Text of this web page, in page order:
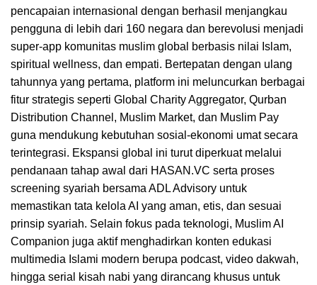
pencapaian internasional dengan berhasil menjangkau
pengguna di lebih dari 160 negara dan berevolusi menjadi
super-app komunitas muslim global berbasis nilai Islam,
spiritual wellness, dan empati. Bertepatan dengan ulang
tahunnya yang pertama, platform ini meluncurkan berbagai
fitur strategis seperti Global Charity Aggregator, Qurban
Distribution Channel, Muslim Market, dan Muslim Pay
guna mendukung kebutuhan sosial-ekonomi umat secara
terintegrasi. Ekspansi global ini turut diperkuat melalui
pendanaan tahap awal dari HASAN.VC serta proses
screening syariah bersama ADL Advisory untuk
memastikan tata kelola AI yang aman, etis, dan sesuai
prinsip syariah. Selain fokus pada teknologi, Muslim AI
Companion juga aktif menghadirkan konten edukasi
multimedia Islami modern berupa podcast, video dakwah,
hingga serial kisah nabi yang dirancang khusus untuk